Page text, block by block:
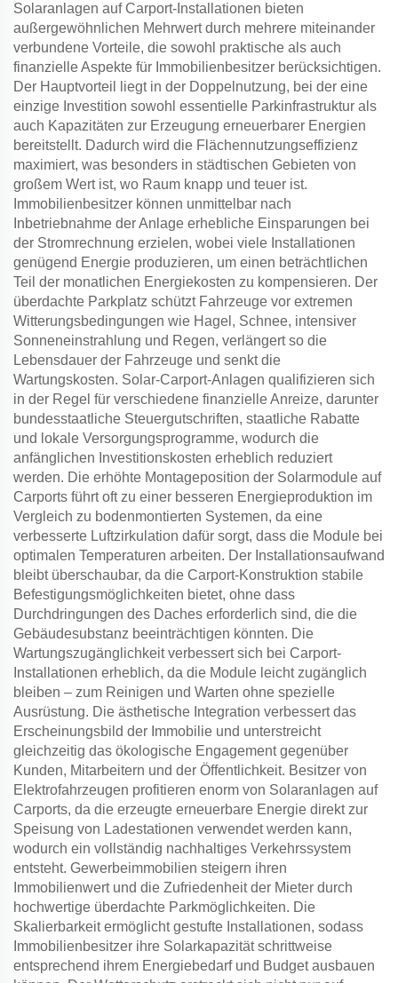
Solaranlagen auf Carport-Installationen bieten
außergewöhnlichen Mehrwert durch mehrere miteinander
verbundene Vorteile, die sowohl praktische als auch
finanzielle Aspekte für Immobilienbesitzer berücksichtigen.
Der Hauptvorteil liegt in der Doppelnutzung, bei der eine
einzige Investition sowohl essentielle Parkinfrastruktur als
auch Kapazitäten zur Erzeugung erneuerbarer Energien
bereitstellt. Dadurch wird die Flächennutzungseffizienz
maximiert, was besonders in städtischen Gebieten von
großem Wert ist, wo Raum knapp und teuer ist.
Immobilienbesitzer können unmittelbar nach
Inbetriebnahme der Anlage erhebliche Einsparungen bei
der Stromrechnung erzielen, wobei viele Installationen
genügend Energie produzieren, um einen beträchtlichen
Teil der monatlichen Energiekosten zu kompensieren. Der
überdachte Parkplatz schützt Fahrzeuge vor extremen
Witterungsbedingungen wie Hagel, Schnee, intensiver
Sonneneinstrahlung und Regen, verlängert so die
Lebensdauer der Fahrzeuge und senkt die
Wartungskosten. Solar-Carport-Anlagen qualifizieren sich
in der Regel für verschiedene finanzielle Anreize, darunter
bundesstaatliche Steuergutschriften, staatliche Rabatte
und lokale Versorgungsprogramme, wodurch die
anfänglichen Investitionskosten erheblich reduziert
werden. Die erhöhte Montageposition der Solarmodule auf
Carports führt oft zu einer besseren Energieproduktion im
Vergleich zu bodenmontierten Systemen, da eine
verbesserte Luftzirkulation dafür sorgt, dass die Module bei
optimalen Temperaturen arbeiten. Der Installationsaufwand
bleibt überschaubar, da die Carport-Konstruktion stabile
Befestigungsmöglichkeiten bietet, ohne dass
Durchdringungen des Daches erforderlich sind, die die
Gebäudesubstanz beeinträchtigen könnten. Die
Wartungszugänglichkeit verbessert sich bei Carport-
Installationen erheblich, da die Module leicht zugänglich
bleiben – zum Reinigen und Warten ohne spezielle
Ausrüstung. Die ästhetische Integration verbessert das
Erscheinungsbild der Immobilie und unterstreicht
gleichzeitig das ökologische Engagement gegenüber
Kunden, Mitarbeitern und der Öffentlichkeit. Besitzer von
Elektrofahrzeugen profitieren enorm von Solaranlagen auf
Carports, da die erzeugte erneuerbare Energie direkt zur
Speisung von Ladestationen verwendet werden kann,
wodurch ein vollständig nachhaltiges Verkehrssystem
entsteht. Gewerbeimmobilien steigern ihren
Immobilienwert und die Zufriedenheit der Mieter durch
hochwertige überdachte Parkmöglichkeiten. Die
Skalierbarkeit ermöglicht gestufte Installationen, sodass
Immobilienbesitzer ihre Solarkapazität schrittweise
entsprechend ihrem Energiebedarf und Budget ausbauen